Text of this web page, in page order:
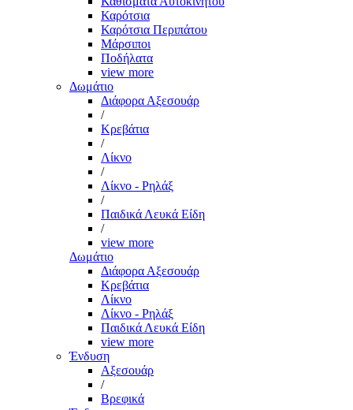
Καρότσια
Καρότσια Περιπάτου
Μάρσιποι
Ποδήλατα
view more
Δωμάτιο
Διάφορα Αξεσουάρ
/
Κρεβάτια
/
Λίκνο
/
Λίκνο - Ρηλάξ
/
Παιδικά Λευκά Είδη
/
view more
Δωμάτιο
Διάφορα Αξεσουάρ
Κρεβάτια
Λίκνο
Λίκνο - Ρηλάξ
Παιδικά Λευκά Είδη
view more
Ένδυση
Αξεσουάρ
/
Βρεφικά